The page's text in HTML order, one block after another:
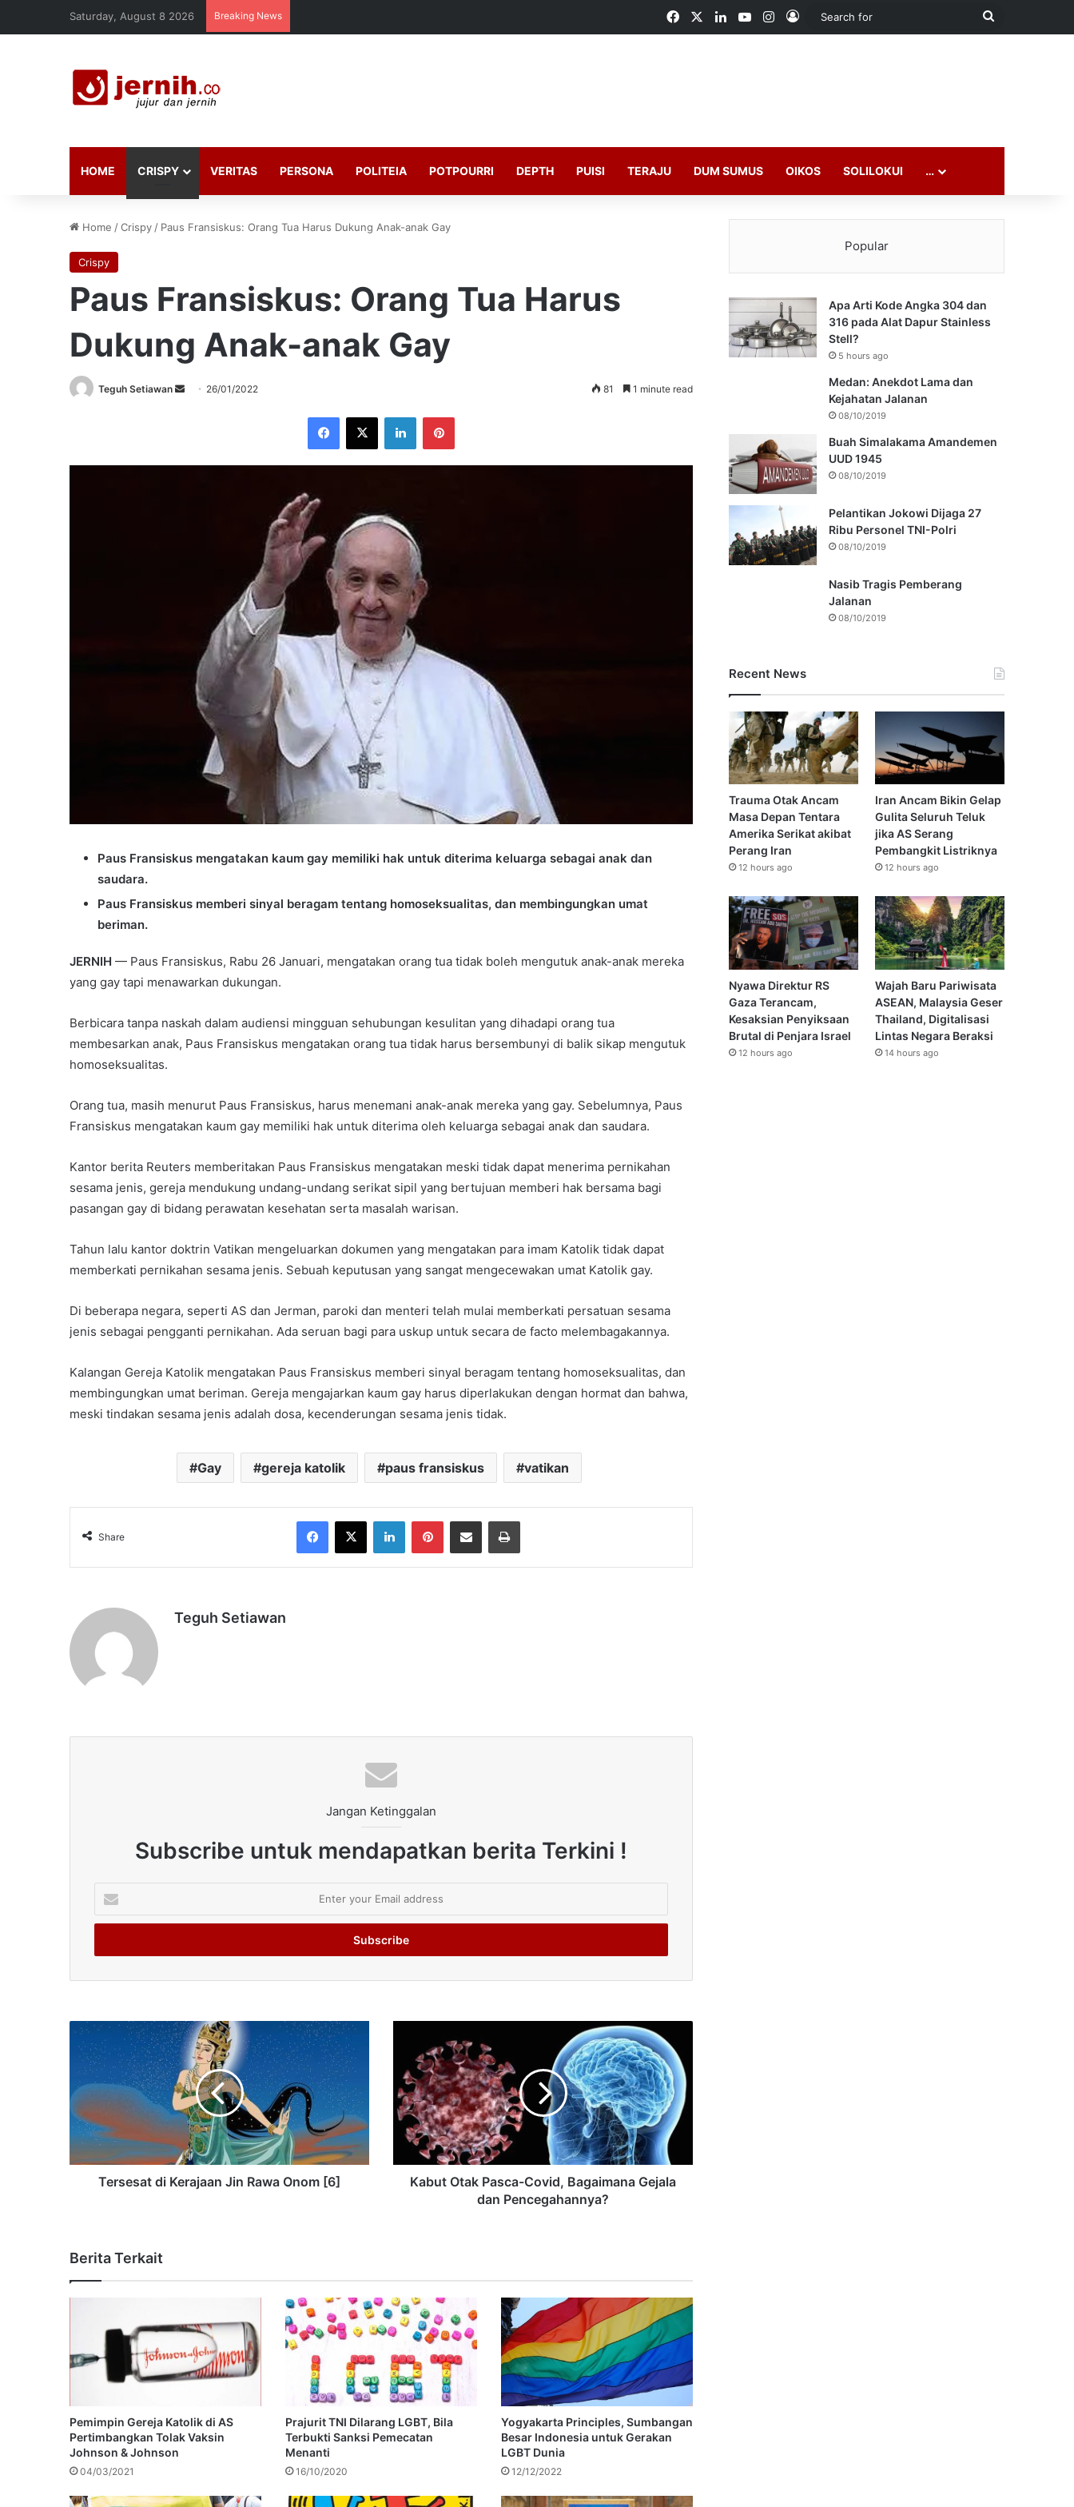
Saturday, August 8 2026 Breaking News FacebookLinkedInYouTubeInstagram
Log In
Search
HOME CRISPY VERITAS PERSONA POLITEIA POTPOURRI DEPTH PUISI TERAJU DUM SUMUS OIKOS SOLILOKUI …
Home /Crispy / Paus Fransiskus: Orang Tua Harus Dukung Anak-anak Gay
Crispy
Paus Fransiskus: Orang Tua Harus
Dukung Anak-anak Gay
Teguh Setiawan
Send 26/01/2022 81 1 minute read
Facebook
X LinkedInPinterest
Paus Fransiskus mengatakan kaum gay memiliki hak untuk diterima keluarga sebagai anak dan
saudara.
Paus Fransiskus memberi sinyal beragam tentang homoseksualitas, dan membingungkan umat
beriman.
JERNIH — Paus Fransiskus, Rabu 26 Januari, mengatakan orang tua tidak boleh mengutuk anak-anak mereka
yang gay tapi menawarkan dukungan.
Berbicara tanpa naskah dalam audiensi mingguan sehubungan kesulitan yang dihadapi orang tua
membesarkan anak, Paus Fransiskus mengatakan orang tua tidak harus bersembunyi di balik sikap mengutuk
homoseksualitas.
Orang tua, masih menurut Paus Fransiskus, harus menemani anak-anak mereka yang gay. Sebelumnya, Paus
Fransiskus mengatakan kaum gay memiliki hak untuk diterima oleh keluarga sebagai anak dan saudara.
Kantor berita Reuters memberitakan Paus Fransiskus mengatakan meski tidak dapat menerima pernikahan
sesama jenis, gereja mendukung undang-undang serikat sipil yang bertujuan memberi hak bersama bagi
pasangan gay di bidang perawatan kesehatan serta masalah warisan.
Tahun lalu kantor doktrin Vatikan mengeluarkan dokumen yang mengatakan para imam Katolik tidak dapat
memberkati pernikahan sesama jenis. Sebuah keputusan yang sangat mengecewakan umat Katolik gay.
Di beberapa negara, seperti AS dan Jerman, paroki dan menteri telah mulai memberkati persatuan sesama
jenis sebagai pengganti pernikahan. Ada seruan bagi para uskup untuk secara de facto melembagakannya.
Kalangan Gereja Katolik mengatakan Paus Fransiskus memberi sinyal beragam tentang homoseksualitas, dan
membingungkan umat beriman. Gereja mengajarkan kaum gay harus diperlakukan dengan hormat dan bahwa,
meski tindakan sesama jenis adalah dosa, kecenderungan sesama jenis tidak.
Gay gereja katolik paus fransiskus vatikan
Share
Facebook
X LinkedInPinterestShare via Email Print
Teguh Setiawan
Jangan Ketinggalan
Subscribe untuk mendapatkan berita Terkini !
your
Email
Tersesat di Kerajaan Jin Rawa Onom [6]
Kabut Otak Pasca-Covid, Bagaimana Gejala
dan Pencegahannya?
Berita Terkait
Pemimpin Gereja Katolik di AS
Pertimbangkan Tolak Vaksin
Johnson & Johnson
04/03/2021
Prajurit TNI Dilarang LGBT, Bila
Terbukti Sanksi Pemecatan
Menanti
16/10/2020
Yogyakarta Principles, Sumbangan
Besar Indonesia untuk Gerakan
LGBT Dunia
12/12/2022
Popular
Apa Arti Kode Angka 304 dan
316 pada Alat Dapur Stainless
Stell?
5 hours ago
Medan: Anekdot Lama dan
Kejahatan Jalanan
08/10/2019
Buah Simalakama Amandemen
UUD 1945
08/10/2019
Pelantikan Jokowi Dijaga 27
Ribu Personel TNI-Polri
08/10/2019
Nasib Tragis Pemberang
Jalanan
08/10/2019
Recent News
Trauma Otak Ancam
Masa Depan Tentara
Amerika Serikat akibat
Perang Iran
12 hours ago
Iran Ancam Bikin Gelap
Gulita Seluruh Teluk
jika AS Serang
Pembangkit Listriknya
12 hours ago
Nyawa Direktur RS
Gaza Terancam,
Kesaksian Penyiksaan
Brutal di Penjara Israel
12 hours ago
Wajah Baru Pariwisata
ASEAN, Malaysia Geser
Thailand, Digitalisasi
Lintas Negara Beraksi
14 hours ago